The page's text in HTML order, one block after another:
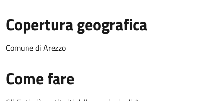
Copertura geografica
Comune di Arezzo
Come fare